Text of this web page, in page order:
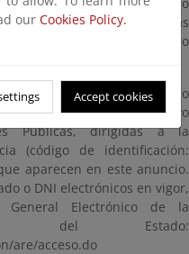
horas. Para evitar esperas
a la dirección de correo
se presentarán según lo
Administrativo
Públicas, dirigidas a la
(código de identificación:
aparecen en este anuncio.
o DNI electrónicos en vigor,
Electrónico de la
del Estado:
are/acceso.do
our Cookies Policy.
Accept cookies